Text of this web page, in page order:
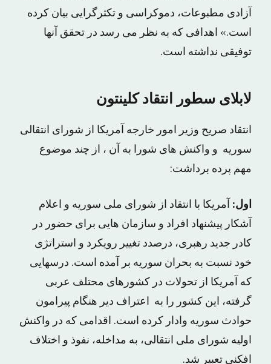
آزادی مطبوعات، دموکراسی و تکثرگرایی بیان کرده
‌است.» اهدافی که به نظر می رسد در تحقق آنها
توفیقی نداشته است.
لابلای سطور انتقاد کلینتون
انتقاد صریح وزیر امور خارجه آمریکا از شورای انتقالی
سوریه و واکنش های شورا به آن ، از چند موضوع
مهم پرده برداشت:
اول:
آمریکا با انتقاد از شورای ملی سوریه و اعلام
آشکار پیشنهاد افراد و سازمان هایی برای حضور در
کادر جدید رهبری، درصدد تغییر رویکرد و استراتژی
خود نسبت به بحران سوریه بر آمده است. درسهایی
که آمریکا از تحولات در کشورهای محتلف عربی
گرفته، این کشور را به اعتراف دیر هنگام پیرامون
حوادث سوریه وادار کرده است. اقدامی که در واکنش
اولیه شورای ملی انتقالی، به مداخله، نفوذ و اختلاف
افکنی تعبیر شد.